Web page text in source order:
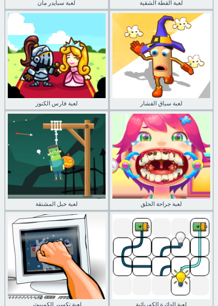
لعبة سبايدر مان لعبة القطة الشقية
لعبة فارس الكنوز لعبة سباق الفشار
لعبة حبل المشنقة لعبة جراحة الحلق
لعبة تكسير الكمبيوتر لعبة الدائرة الكهربائية